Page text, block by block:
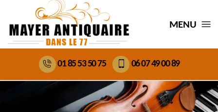
MENU
01 85 53 50 75 06 07 49 00 89